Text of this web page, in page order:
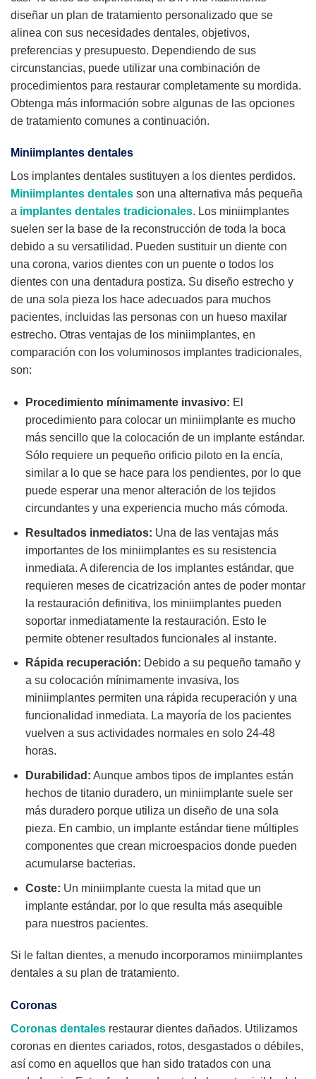
diseñar un plan de tratamiento personalizado que se
alinea con sus necesidades dentales, objetivos,
preferencias y presupuesto. Dependiendo de sus
circunstancias, puede utilizar una combinación de
procedimientos para restaurar completamente su mordida.
Obtenga más información sobre algunas de las opciones
de tratamiento comunes a continuación.
Miniimplantes dentales
Los implantes dentales sustituyen a los dientes perdidos.
Miniimplantes dentales son una alternativa más pequeña
a implantes dentales tradicionales. Los miniimplantes
suelen ser la base de la reconstrucción de toda la boca
debido a su versatilidad. Pueden sustituir un diente con
una corona, varios dientes con un puente o todos los
dientes con una dentadura postiza. Su diseño estrecho y
de una sola pieza los hace adecuados para muchos
pacientes, incluidas las personas con un hueso maxilar
estrecho. Otras ventajas de los miniimplantes, en
comparación con los voluminosos implantes tradicionales,
son:
Procedimiento mínimamente invasivo: El
procedimiento para colocar un miniimplante es mucho
más sencillo que la colocación de un implante estándar.
Sólo requiere un pequeño orificio piloto en la encía,
similar a lo que se hace para los pendientes, por lo que
puede esperar una menor alteración de los tejidos
circundantes y una experiencia mucho más cómoda.
Resultados inmediatos: Una de las ventajas más
importantes de los miniimplantes es su resistencia
inmediata. A diferencia de los implantes estándar, que
requieren meses de cicatrización antes de poder montar
la restauración definitiva, los miniimplantes pueden
soportar inmediatamente la restauración. Esto le
permite obtener resultados funcionales al instante.
Rápida recuperación: Debido a su pequeño tamaño y
a su colocación mínimamente invasiva, los
miniimplantes permiten una rápida recuperación y una
funcionalidad inmediata. La mayoría de los pacientes
vuelven a sus actividades normales en solo 24-48
horas.
Durabilidad: Aunque ambos tipos de implantes están
hechos de titanio duradero, un miniimplante suele ser
más duradero porque utiliza un diseño de una sola
pieza. En cambio, un implante estándar tiene múltiples
componentes que crean microespacios donde pueden
acumularse bacterias.
Coste: Un miniimplante cuesta la mitad que un
implante estándar, por lo que resulta más asequible
para nuestros pacientes.
Si le faltan dientes, a menudo incorporamos miniimplantes
dentales a su plan de tratamiento.
Coronas
Coronas dentales restaurar dientes dañados. Utilizamos
coronas en dientes cariados, rotos, desgastados o débiles,
así como en aquellos que han sido tratados con una